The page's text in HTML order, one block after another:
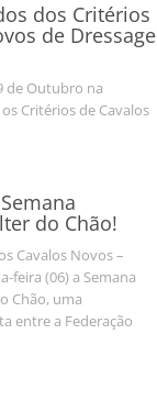
dos Critérios
de Dressage
de Outubro na
Critérios de Cavalos
do Chão!
Cavalos Novos –
feira (06) a Semana
Chão, uma
entre a Federação